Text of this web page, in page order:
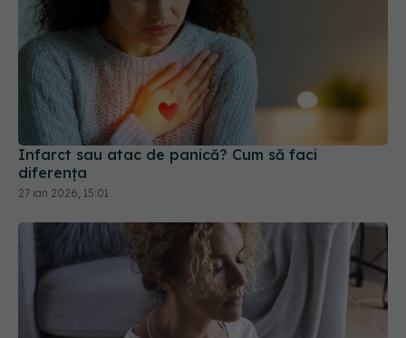
Infarct sau atac de panică? Cum să faci
diferența
27 ian 2026, 15:01